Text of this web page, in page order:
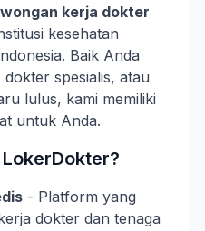
kerja dokter
kesehatan
Baik Anda
spesialis, atau
lulus, kami memiliki
untuk Anda.
- Platform yang
dokter dan tenaga